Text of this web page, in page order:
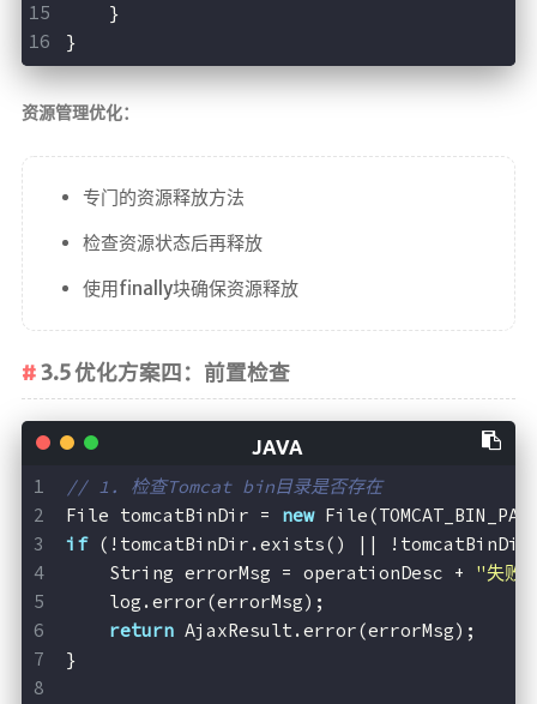
    }
}
资源管理优化：
专门的资源释放方法
检查资源状态后再释放
使用finally块确保资源释放
3.5 优化方案四：前置检查
// 1. 检查Tomcat bin目录是否存在
File tomcatBinDir = new
if (!tomcatBinDir.exists() ||
    String errorMsg = operationDesc +
"失败
    log.error(errorMsg);
return AjaxResult.error(errorMsg);
}